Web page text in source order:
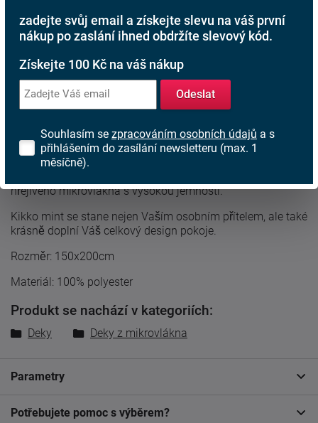
Rodinná firma
S tradicí od roku 1991
Popis produktu
Máte rádi pocit jemného objetí a tepla, které Vám zpříjemní
i mrazivé dny? Nechte se obejmout extra hřejivou dekou
hřejivého mikrovlákna s vysokou jemností.
Kikko mint se stane nejen Vaším osobním přítelem, ale také
krásně doplní Váš celkový design pokoje.
Rozměr: 150x200cm
Materiál: 100% polyester
Produkt se nachází v kategoriích:
Deky Deky z mikrovlákna
Parametry
Potřebujete pomoc s výběrem?
zadejte svůj email a získejte slevu na váš první
nákup po zaslání ihned obdržíte slevový kód.
Získejte 100 Kč na váš nákup
Odeslat
Souhlasím se zpracováním osobních údajů a s
přihlášením do zasílání newsletteru (max. 1
měsíčně).